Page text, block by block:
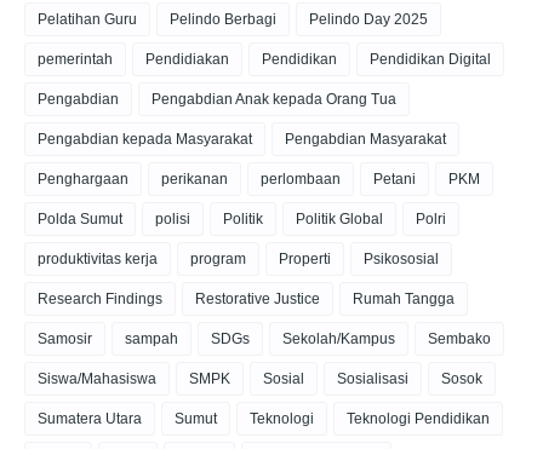
Pelatihan Guru Pelindo Berbagi Pelindo Day 2025
pemerintah Pendidiakan Pendidikan Pendidikan Digital
Pengabdian Pengabdian Anak kepada Orang Tua
Pengabdian kepada Masyarakat Pengabdian Masyarakat
Penghargaan perikanan perlombaan Petani PKM
Polda Sumut polisi Politik Politik Global Polri
produktivitas kerja program Properti Psikososial
Research Findings Restorative Justice Rumah Tangga
Samosir sampah SDGs Sekolah/Kampus Sembako
Siswa/Mahasiswa SMPK Sosial Sosialisasi Sosok
Sumatera Utara Sumut Teknologi Teknologi Pendidikan